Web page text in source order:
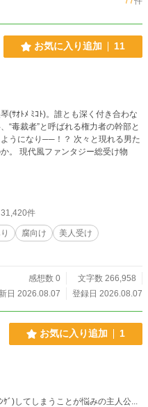
お気に入り追加 11
(ｻｵﾄﾒ ﾐｺﾄ)。誰とも深く付き合わな
“毒裁者”と呼ばれる権力者の幹部と
うになり──！？ 次々と現れる男た
。 現代風ファンタジー総受け物
件
腐向け
美人受け
感想数 0
文字数 266,958
日 2026.08.07
登録日 2026.08.07
お気に入り追加 1
ﾞ)してしまうことが悩みの主人公...